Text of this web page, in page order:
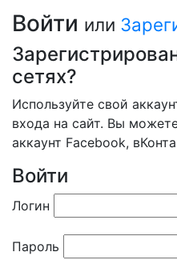
Войти или
сетях?
Используйте свой
входа на сайт. Вы
аккаунт Facebook,
Войти
Логин
Пароль